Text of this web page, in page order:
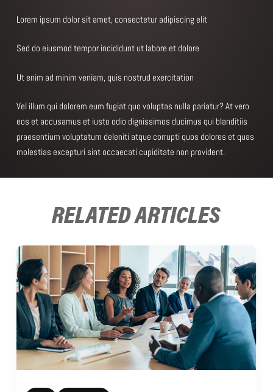
Lorem ipsum dolor sit amet, consectetur adipiscing elit
Sed do eiusmod tempor incididunt ut labore et dolore
Ut enim ad minim veniam, quis nostrud exercitation
Vel illum qui dolorem eum fugiat quo voluptas nulla pariatur? At vero
eos et accusamus et iusto odio dignissimos ducimus qui blanditiis
praesentium voluptatum deleniti atque corrupti quos dolores et quas
molestias excepturi sint occaecati cupiditate non provident.
RELATED ARTICLES